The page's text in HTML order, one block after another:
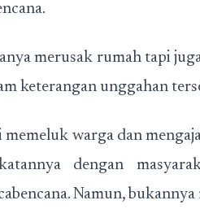
merusak rumah tapi
keterangan unggahan
warga dan
dengan
Namun,